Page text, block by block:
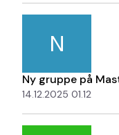
N
Ny gruppe på
14.12.2025 01.12